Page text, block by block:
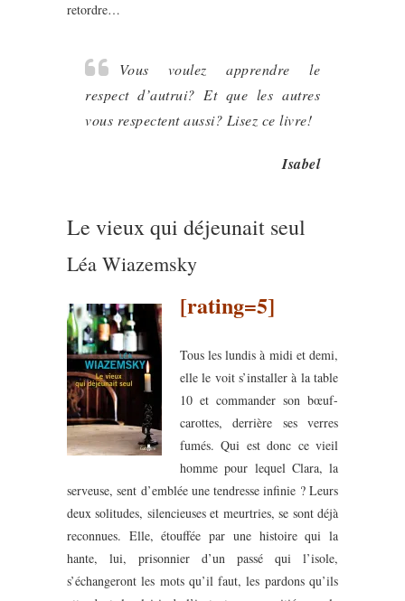
retordre…
Vous voulez apprendre le
respect d’autrui? Et que les autres
vous respectent aussi? Lisez ce livre!
Isabel
Le vieux qui déjeunait seul
Léa Wiazemsky
[rating=5]
Tous les lundis à midi et demi,
elle le voit s’installer à la table
10 et commander son bœuf-
carottes, derrière ses verres
fumés. Qui est donc ce vieil
homme pour lequel Clara, la
serveuse, sent d’emblée une tendresse infinie ? Leurs
deux solitudes, silencieuses et meurtries, se sont déjà
reconnues. Elle, étouffée par une histoire qui la
hante, lui, prisonnier d’un passé qui l’isole,
s’échangeront les mots qu’il faut, les pardons qu’ils